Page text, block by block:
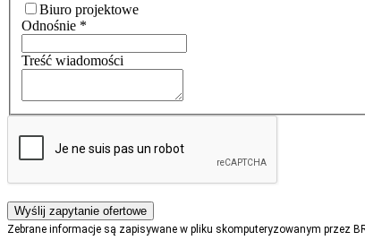
Biuro projektowe
Odnośnie *
Treść wiadomości
Zebrane informacje są zapisywane w pliku skomputeryzowanym przez